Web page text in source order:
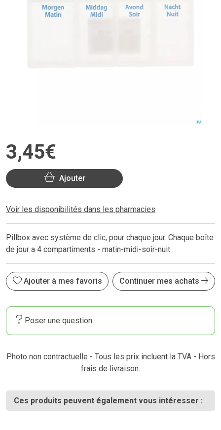
3,45€
Ajouter
Voir les disponibilités dans les pharmacies
Pillbox avec système de clic, pour chaque jour. Chaque boîte
de jour a 4 compartiments - matin-midi-soir-nuit
Ajouter à mes favoris Continuer mes achats
Poser une question
Photo non contractuelle - Tous les prix incluent la TVA - Hors
frais de livraison.
Ces produits peuvent également vous intéresser :